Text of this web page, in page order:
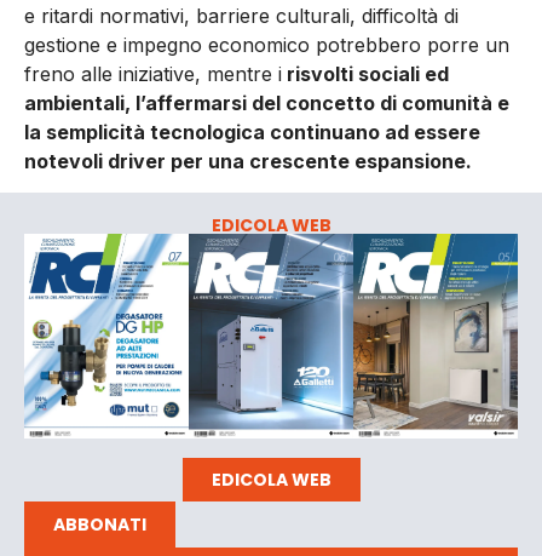
e ritardi normativi, barriere culturali, difficoltà di
gestione e impegno economico potrebbero porre un
freno alle iniziative, mentre i risvolti sociali ed
ambientali, l’affermarsi del concetto di comunità e
la semplicità tecnologica continuano ad essere
notevoli driver per una crescente espansione.
EDICOLA WEB
EDICOLA WEB
ABBONATI